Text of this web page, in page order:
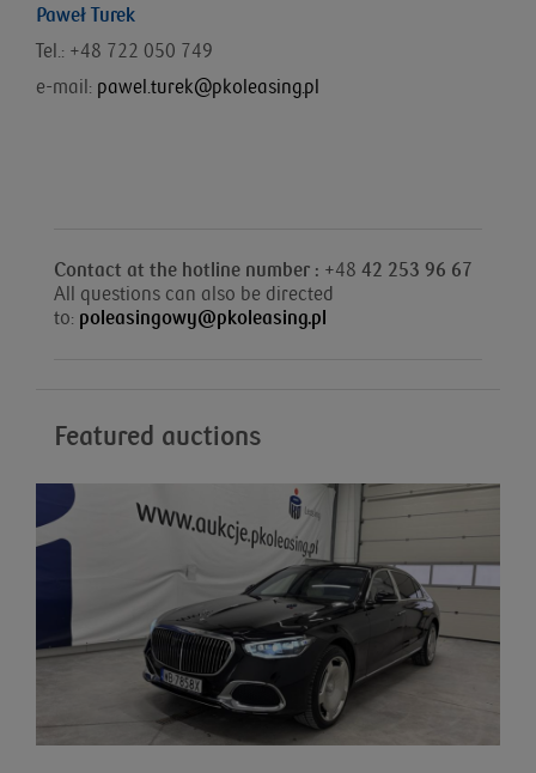
Paweł Turek
Tel.: +48 722 050 749
e-mail: pawel.turek@pkoleasing.pl
Contact at the hotline number : +48 42 253 96 67
All questions can also be directed
to: poleasingowy@pkoleasing.pl
Featured auctions